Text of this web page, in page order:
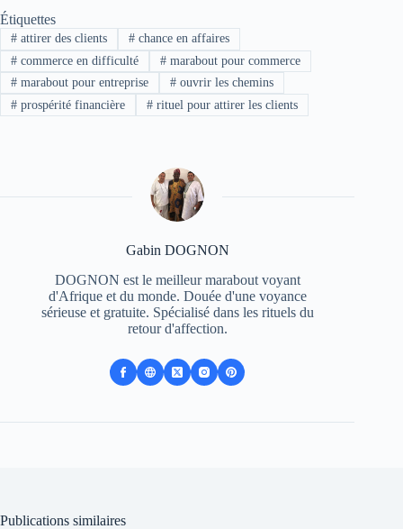
Étiquettes
#attirer des clients #chance en affaires
#commerce en difficulté #marabout pour commerce
#marabout pour entreprise #ouvrir les chemins
#prospérité financière #rituel pour attirer les clients
Gabin DOGNON
DOGNON est le meilleur marabout voyant
d'Afrique et du monde. Douée d'une voyance
sérieuse et gratuite. Spécialisé dans les rituels du
retour d'affection.
Publications similaires